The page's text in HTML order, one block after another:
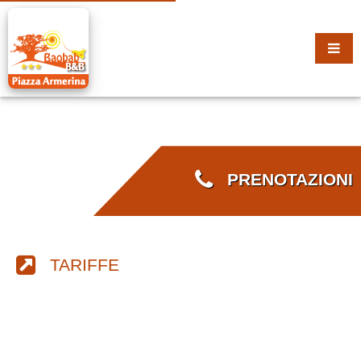
PRENOTAZIONI
TARIFFE